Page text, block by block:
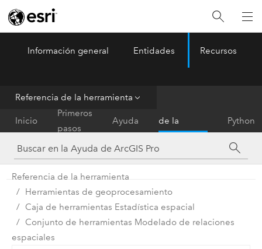
ArcGIS Pro Menu
Información general Entidades Recursos
Referencia de la herramienta
Inicio
Primeros
pasos
Ayuda
de la
herramienta
Python
Referencia de la herramienta
Herramientas de geoprocesamiento
Caja de herramientas Estadística espacial
Conjunto de herramientas Modelado de relaciones
espaciales